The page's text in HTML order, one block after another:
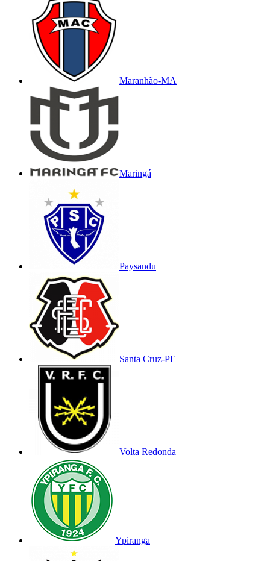
Maranhão-MA
Maringá
Paysandu
Santa Cruz-PE
Volta Redonda
Ypiranga